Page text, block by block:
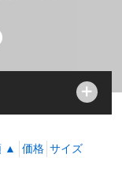
▲ 価格 サイズ